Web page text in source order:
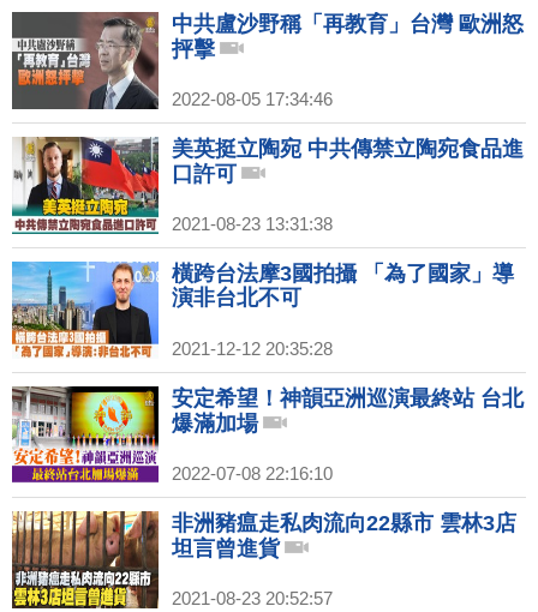
中共盧沙野稱「再教育」台灣 歐洲怒
抨擊
2022-08-05 17:34:46
美英挺立陶宛 中共傳禁立陶宛食品進
口許可
2021-08-23 13:31:38
橫跨台法摩3國拍攝 「為了國家」導
演非台北不可
2021-12-12 20:35:28
安定希望！神韻亞洲巡演最終站 台北
爆滿加場
2022-07-08 22:16:10
非洲豬瘟走私肉流向22縣市 雲林3店
坦言曾進貨
2021-08-23 20:52:57